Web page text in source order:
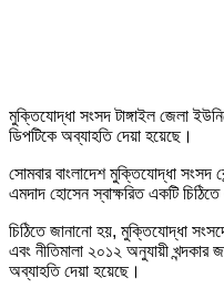
মুক্তিযোদ্ধা সংসদ টাঙ্গাইল জেলা
ডিপটিকে অব্যাহতি দেয়া হয়েছে।
সোমবার বাংলাদেশ মুক্তিযোদ্ধা সংসদ
এমদাদ হোসেন স্বাক্ষরিত একটি
চিঠিতে জানানো হয়, মুক্তিযোদ্ধা
এবং নীতিমালা ২০১২ অনুযায়ী
অব্যাহতি দেয়া হয়েছে।